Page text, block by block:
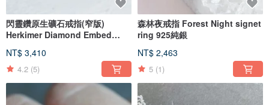
閃靈鑽原生礦石戒指(窄版)
Herkimer Diamond Embed
NT$ 3,410
4.2 (5)
森林夜戒指 Forest Night signet
ring 925純銀
NT$ 2,463
5 (1)